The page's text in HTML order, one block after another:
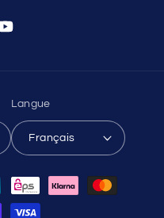
Langue
Français